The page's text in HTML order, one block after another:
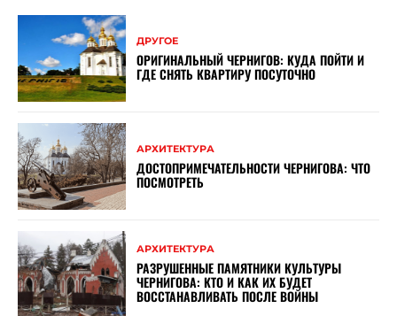
ДРУГОЕ
ОРИГИНАЛЬНЫЙ ЧЕРНИГОВ: КУДА ПОЙТИ И
ГДЕ СНЯТЬ КВАРТИРУ ПОСУТОЧНО
АРХИТЕКТУРА
ДОСТОПРИМЕЧАТЕЛЬНОСТИ ЧЕРНИГОВА: ЧТО
ПОСМОТРЕТЬ
АРХИТЕКТУРА
РАЗРУШЕННЫЕ ПАМЯТНИКИ КУЛЬТУРЫ
ЧЕРНИГОВА: КТО И КАК ИХ БУДЕТ
ВОССТАНАВЛИВАТЬ ПОСЛЕ ВОЙНЫ